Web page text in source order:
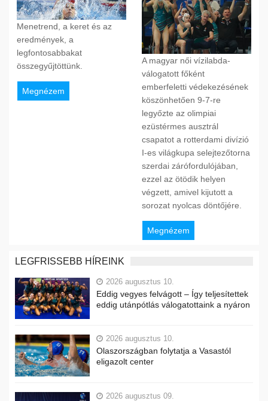
Menetrend, a keret és az
eredmények, a
legfontosabbakat
összegyűjtöttünk.
Megnézem
A magyar női vízilabda-
válogatott főként
emberfeletti védekezésének
köszönhetően 9-7-re
legyőzte az olimpiai
ezüstérmes ausztrál
csapatot a rotterdami divízió
I-es világkupa selejtezőtorna
szerdai zárófordulójában,
ezzel az ötödik helyen
végzett, amivel kijutott a
sorozat nyolcas döntőjére.
Megnézem
LEGFRISSEBB HÍREINK
2026 augusztus 10.
Eddig vegyes felvágott – Így teljesítettek
eddig utánpótlás válogatottaink a nyáron
2026 augusztus 10.
Olaszországban folytatja a Vasastól
eligazolt center
2026 augusztus 09.